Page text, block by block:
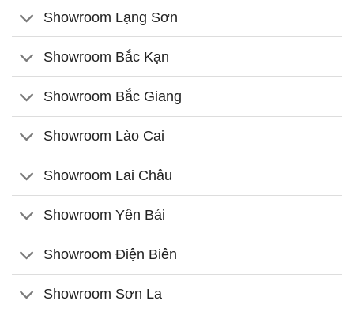
Showroom Lạng Sơn
Showroom Bắc Kạn
Showroom Bắc Giang
Showroom Lào Cai
Showroom Lai Châu
Showroom Yên Bái
Showroom Điện Biên
Showroom Sơn La